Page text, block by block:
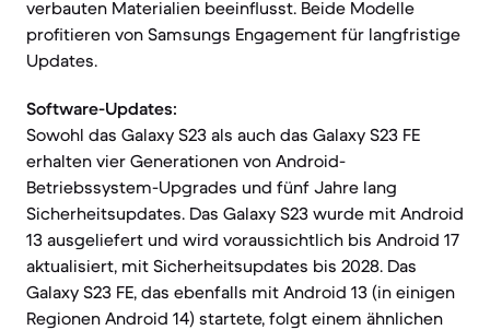
verbauten Materialien beeinflusst. Beide Modelle
profitieren von Samsungs Engagement für langfristige
Updates.
Software-Updates:
Sowohl das Galaxy S23 als auch das Galaxy S23 FE
erhalten vier Generationen von Android-
Betriebssystem-Upgrades und fünf Jahre lang
Sicherheitsupdates. Das Galaxy S23 wurde mit Android
13 ausgeliefert und wird voraussichtlich bis Android 17
aktualisiert, mit Sicherheitsupdates bis 2028. Das
Galaxy S23 FE, das ebenfalls mit Android 13 (in einigen
Regionen Android 14) startete, folgt einem ähnlichen